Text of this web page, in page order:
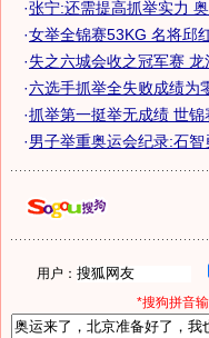
·张宁:还需提高抓举实力
·女举全锦赛53KG 名将邱
·失之六城会收之冠军赛 龙
·六选手抓举全失败成绩为
·抓举第一挺举无成绩 世锦
·男子举重奥运会纪录:石
用户：
*搜狗拼音